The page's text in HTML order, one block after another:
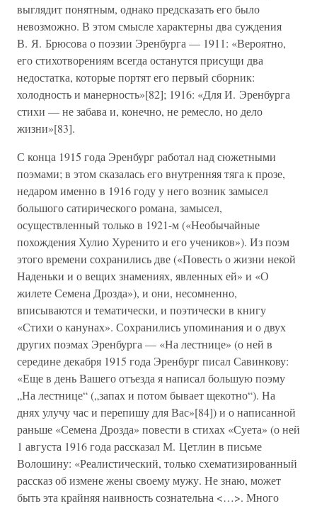
выглядит понятным, однако предсказать его было
невозможно. В этом смысле характерны два суждения
В. Я. Брюсова о поэзии Эренбурга — 1911: «Вероятно,
его стихотворениям всегда останутся присущи два
недостатка, которые портят его первый сборник:
холодность и манерность»[82]; 1916: «Для И. Эренбурга
стихи — не забава и, конечно, не ремесло, но дело
жизни»[83].
С конца 1915 года Эренбург работал над сюжетными
поэмами; в этом сказалась его внутренняя тяга к прозе,
недаром именно в 1916 году у него возник замысел
большого сатирического романа, замысел,
осуществленный только в 1921-м («Необычайные
похождения Хулио Хуренито и его учеников»). Из поэм
этого времени сохранились две («Повесть о жизни некой
Наденьки и о вещих знамениях, явленных ей» и «О
жилете Семена Дрозда»), и они, несомненно,
вписываются и тематически, и поэтически в книгу
«Стихи о канунах». Сохранились упоминания и о двух
других поэмах Эренбурга — «На лестнице» (о ней в
середине декабря 1915 года Эренбург писал Савинкову:
«Еще в день Вашего отъезда я написал большую поэму
„На лестнице“ („запах и потом бывает щекотно“). На
днях улучу час и перепишу для Вас»[84]) и о написанной
раньше «Семена Дрозда» повести в стихах «Суета» (о ней
1 августа 1916 года рассказал М. Цетлин в письме
Волошину: «Реалистический, только схематизированный
рассказ об измене жены своему мужу. Не знаю, может
быть эта крайняя наивность сознательна <…>. Много